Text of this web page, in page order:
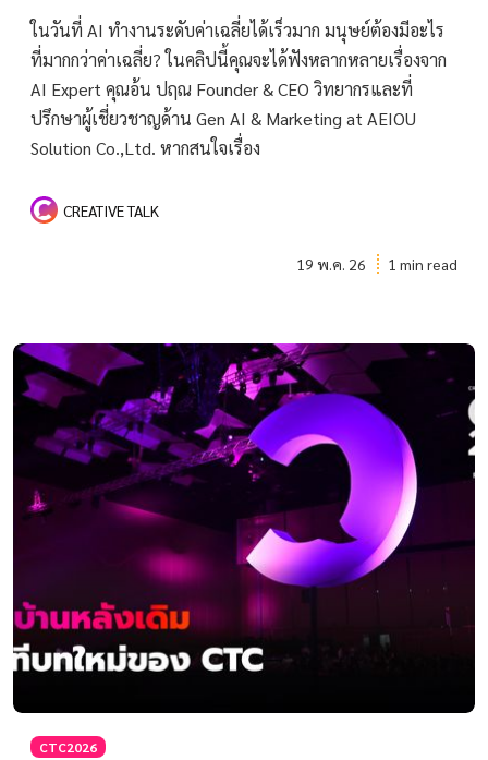
ในวันที่ AI ทำงานระดับค่าเฉลี่ยได้เร็วมาก มนุษย์ต้องมีอะไร
ที่มากกว่าค่าเฉลี่ย? ในคลิปนี้คุณจะได้ฟังหลากหลายเรื่องจาก
AI Expert คุณอ้น ปฤณ Founder & CEO วิทยากรและที่
ปรึกษาผู้เชี่ยวชาญด้าน Gen AI & Marketing at AEIOU
Solution Co.,Ltd. หากสนใจเรื่อง
CREATIVE TALK
19 พ.ค. 26 1 min read
CTC2026